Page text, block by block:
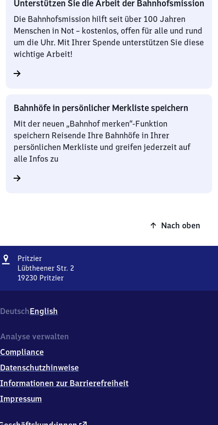
Unterstützen Sie die Arbeit der Bahnhofsmission
Die Bahnhofsmission hilft seit über 100 Jahren
Menschen in Not – kostenlos, offen für alle und rund
um die Uhr. Mit Ihrer Spende unterstützen Sie diese
wichtige Arbeit!
Bahnhöfe in persönlicher Merkliste speichern
Mit der neuen „Bahnhof merken“-Funktion
speichern Reisende Ihre Bahnhöfe in Ihrer
persönlichen Merkliste und greifen jederzeit auf
alle Infos zu
Nach oben
Adresse
PritzierPritzier
Lübtheener Str. 2
19230 Pritzier
Str.
2,
9
3
0
DeutschEnglish
Analyse verwalten
Compliance
Datenschutzhinweise
Informationen zur Barrierefreiheit
Impressum